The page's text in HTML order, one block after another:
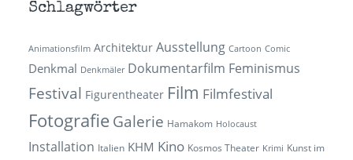
Schlagwörter
Animationsfilm Architektur Ausstellung Cartoon Comic
Denkmal Denkmäler Dokumentarfilm Feminismus
Festival Figurentheater Film Filmfestival
Fotografie Galerie Hamakom Holocaust
Installation Italien KHM Kino Kosmos Theater Krimi Kunst im